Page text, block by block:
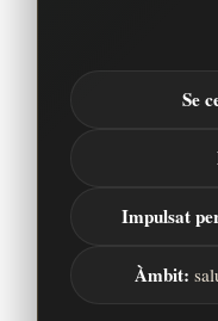
Se
Impulsat
Àmbit: